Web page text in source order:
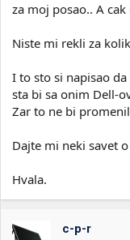
za moj posao.. A
Niste mi rekli za
I to sto si napisao
sta bi sa onim Dell-
Zar to ne bi
Dajte mi neki savet
Hvala.
c-p-r